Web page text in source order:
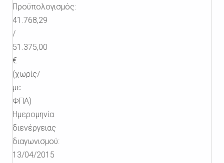
Προϋπολογισμός:
41.768,29
/
51.375,00
€
(χωρίς/
με
ΦΠΑ)
Ημερομηνία
διενέργειας
διαγωνισμού:
13/04/2015